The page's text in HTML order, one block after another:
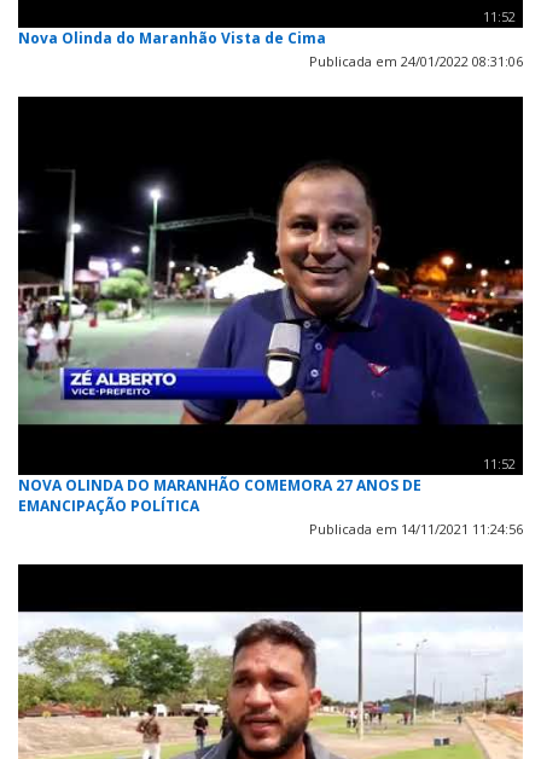
11:52
Nova Olinda do Maranhão Vista de Cima
Publicada em 24/01/2022 08:31:06
11:52
NOVA OLINDA DO MARANHÃO COMEMORA 27 ANOS DE
EMANCIPAÇÃO POLÍTICA
Publicada em 14/11/2021 11:24:56